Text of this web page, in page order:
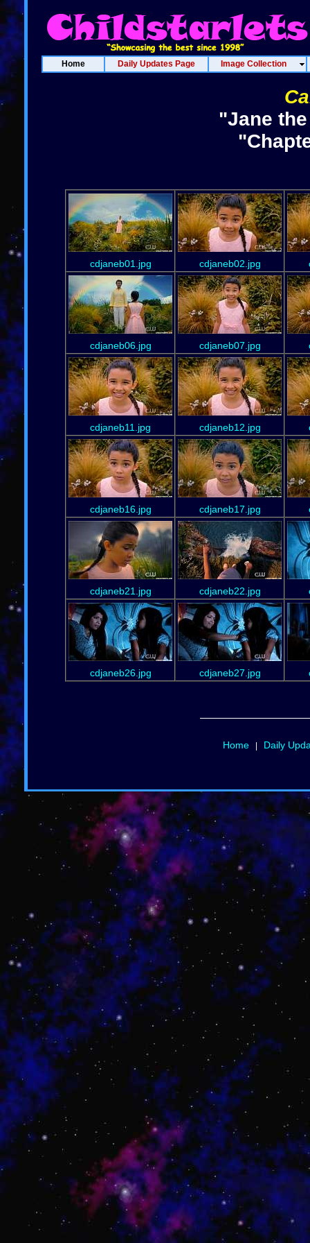
Home Daily Updates Page Image Collection
"Jane
cdjaneb01.jpg cdjaneb02.jpg
cdjaneb06.jpg cdjaneb07.jpg
cdjaneb11.jpg cdjaneb12.jpg
cdjaneb16.jpg cdjaneb17.jpg
cdjaneb21.jpg cdjaneb22.jpg
cdjaneb26.jpg cdjaneb27.jpg
Home| Daily